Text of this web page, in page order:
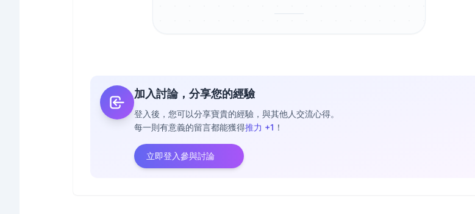
加入討論，分享您的經驗
登入後，您可以分享寶貴的經驗，與其他人交流心得。
每一則有意義的留言都能獲得推力 +1 ！
立即登入參與討論